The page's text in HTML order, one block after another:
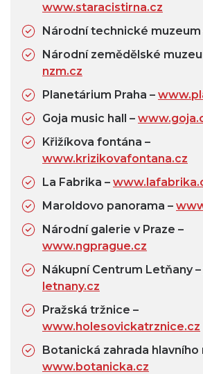
www.staracistirna.cz
Národní technické muzeum
Národní zemědělské
nzm.cz
Planetárium Praha –
Goja music hall –
Křižíkova fontána –
www.krizikovafontana.cz
La Fabrika –
Maroldovo panorama –
Národní galerie v Praze –
www.ngprague.cz
Nákupní Centrum Letňany –
letnany.cz
Pražská tržnice –
www.holesovickatrznice.cz
Botanická zahrada hlavního
www.botanicka.cz